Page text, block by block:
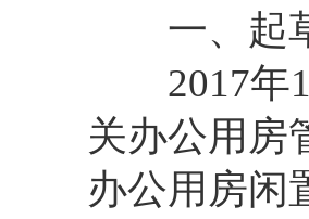
一、起草
2017年12
关办公用房
办公用房闲